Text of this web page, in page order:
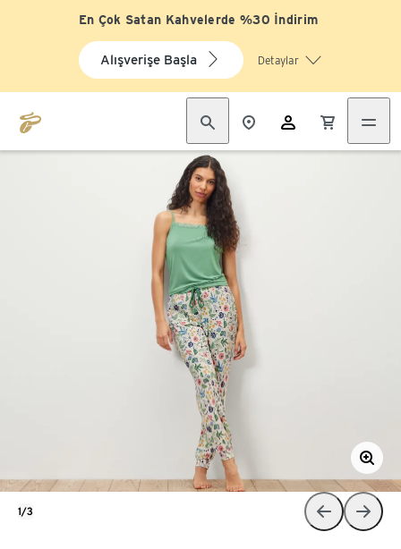
En Çok Satan Kahvelerde %30 İndirim
Alışverişe Başla Detaylar
1/3